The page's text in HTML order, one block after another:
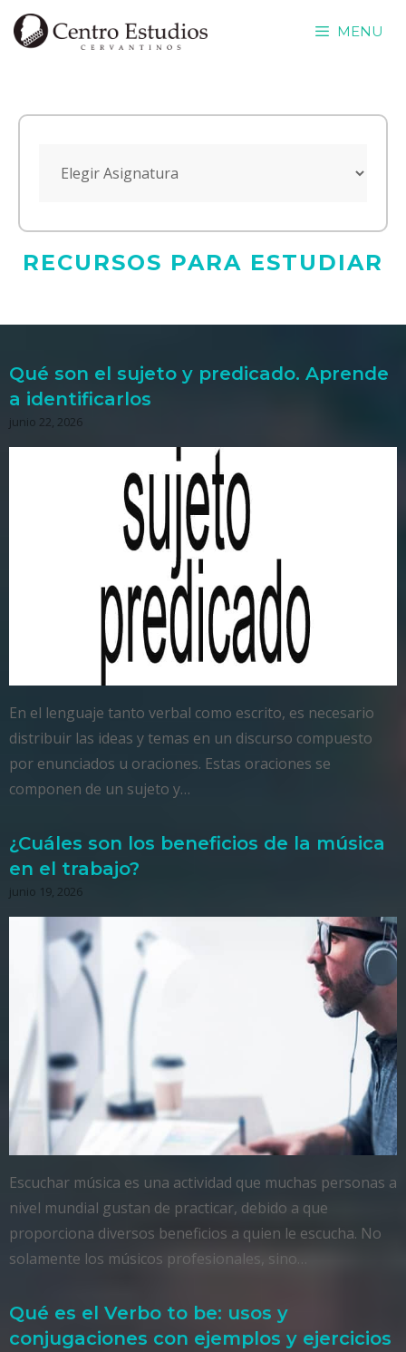
Saltar
MENU
RECURSOS PARA ESTUDIAR
Qué son el sujeto y predicado. Aprende
a identificarlos
junio 22, 2026
En el lenguaje tanto verbal como escrito, es necesario
distribuir las ideas y temas en un discurso compuesto
por enunciados u oraciones. Estas oraciones se
componen de un sujeto y…
¿Cuáles son los beneficios de la música
en el trabajo?
junio 19, 2026
Escuchar música es una actividad que muchas personas a
nivel mundial gustan de practicar, debido a que
proporciona diversos beneficios a quien le escucha. No
solamente los músicos profesionales, sino…
Qué es el Verbo to be: usos y
conjugaciones con ejemplos y ejercicios